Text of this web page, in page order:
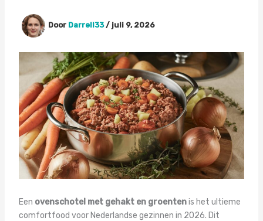
Door Darrell33/ juli 9, 2026
Een ovenschotel met gehakt en groentenis het ultieme
comfortfood voor Nederlandse gezinnen in 2026. Dit